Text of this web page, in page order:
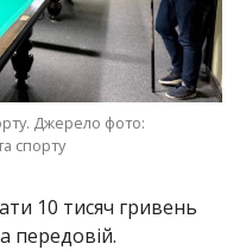
Джерело фото:
спорту
10 тисяч гривень
передовій.